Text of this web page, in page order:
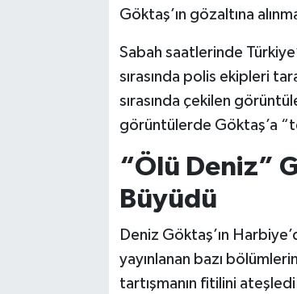
Göktaş’ın gözaltına
Sabah saatlerinde
sırasında polis ekipleri
sırasında çekilen
görüntülerde Göktaş’a
“Ölü Deniz”
Büyüdü
Deniz Göktaş’ın
yayınlanan bazı
tartışmanın fitilini